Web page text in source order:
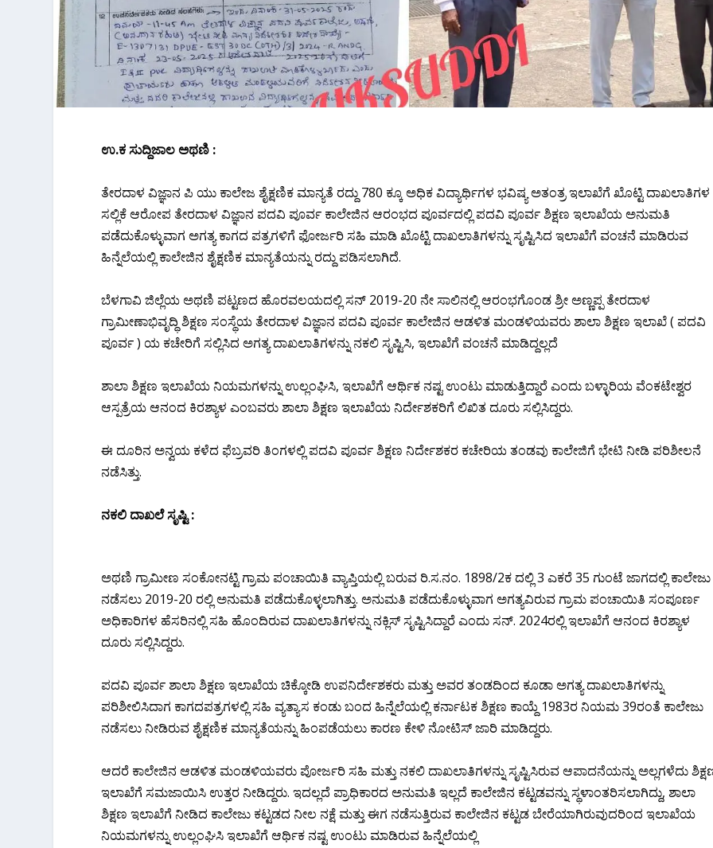
ಉ.ಕ‌ ಸುದ್ದಿಜಾಲ ಅಥಣಿ :
ತೇರದಾಳ ವಿಜ್ಞಾನ ಪಿ ಯು ಕಾಲೇಜ ಶೈಕ್ಷಣಿಕ ಮಾನ್ಯತೆ ರದ್ದು 780 ಕ್ಕೂ ಅಧಿಕ ವಿದ್ಯಾರ್ಥಿಗಳ ಭವಿಷ್ಯ ಅತಂತ್ರ ಇಲಾಖೆಗೆ ಖೊಟ್ಟಿ ದಾಖಲಾತಿಗಳ
ಸಲ್ಲಿಕೆ ಆರೋಪ ತೇರದಾಳ ವಿಜ್ಞಾನ ಪದವಿ ಪೂರ್ವ ಕಾಲೇಜಿನ ಆರಂಭದ ಪೂರ್ವದಲ್ಲಿ ಪದವಿ ಪೂರ್ವ ಶಿಕ್ಷಣ ಇಲಾಖೆಯ ಅನುಮತಿ
ಪಡೆದುಕೊಳ್ಳುವಾಗ ಅಗತ್ಯ ಕಾಗದ ಪತ್ರಗಳಿಗೆ ಫೋರ್ಜರಿ ಸಹಿ ಮಾಡಿ ಖೊಟ್ಟಿ ದಾಖಲಾತಿಗಳನ್ನು ಸೃಷ್ಟಿಸಿದ ಇಲಾಖೆಗೆ ವಂಚನೆ ಮಾಡಿರುವ
ಹಿನ್ನೆಲೆಯಲ್ಲಿ ಕಾಲೇಜಿನ ಶೈಕ್ಷಣಿಕ ಮಾನ್ಯತೆಯನ್ನು ರದ್ದು ಪಡಿಸಲಾಗಿದೆ.
ಬೆಳಗಾವಿ ಜಿಲ್ಲೆಯ ಅಥಣಿ ಪಟ್ಟಣದ ಹೊರವಲಯದಲ್ಲಿ ಸನ್ 2019-20 ನೇ ಸಾಲಿನಲ್ಲಿ ಆರಂಭಗೊಂಡ ಶ್ರೀ ಅಣ್ಣಪ್ಪ ತೇರದಾಳ
ಗ್ರಾಮೀಣಾಭಿವೃದ್ಧಿ ಶಿಕ್ಷಣ ಸಂಸ್ಥೆಯ ತೇರದಾಳ ವಿಜ್ಞಾನ ಪದವಿ ಪೂರ್ವ ಕಾಲೇಜಿನ ಆಡಳಿತ ಮಂಡಳಿಯವರು ಶಾಲಾ ಶಿಕ್ಷಣ ಇಲಾಖೆ ( ಪದವಿ
ಪೂರ್ವ ) ಯ ಕಚೇರಿಗೆ ಸಲ್ಲಿಸಿದ ಅಗತ್ಯ ದಾಖಲಾತಿಗಳನ್ನು ನಕಲಿ ಸೃಷ್ಟಿಸಿ, ಇಲಾಖೆಗೆ ವಂಚನೆ ಮಾಡಿದ್ದಲ್ಲದೆ
ಶಾಲಾ ಶಿಕ್ಷಣ ಇಲಾಖೆಯ ನಿಯಮಗಳನ್ನು ಉಲ್ಲಂಘಿಸಿ, ಇಲಾಖೆಗೆ ಆರ್ಥಿಕ ನಷ್ಟ ಉಂಟು ಮಾಡುತ್ತಿದ್ದಾರೆ ಎಂದು ಬಳ್ಳಾರಿಯ ವೆಂಕಟೇಶ್ವರ
ಆಸ್ಪತ್ರೆಯ ಆನಂದ ಕಿರಶ್ಯಾಳ ಎಂಬವರು ಶಾಲಾ ಶಿಕ್ಷಣ ಇಲಾಖೆಯ ನಿರ್ದೇಶಕರಿಗೆ ಲಿಖಿತ ದೂರು ಸಲ್ಲಿಸಿದ್ದರು.
ಈ ದೂರಿನ ಅನ್ವಯ ಕಳೆದ ಫೆಬ್ರವರಿ ತಿಂಗಳಲ್ಲಿ ಪದವಿ ಪೂರ್ವ ಶಿಕ್ಷಣ ನಿರ್ದೇಶಕರ ಕಚೇರಿಯ ತಂಡವು ಕಾಲೇಜಿಗೆ ಭೇಟಿ ನೀಡಿ ಪರಿಶೀಲನೆ
ನಡೆಸಿತ್ತು.
ನಕಲಿ ದಾಖಲೆ ಸೃಷ್ಟಿ :
ಅಥಣಿ ಗ್ರಾಮೀಣ ಸಂಕೋನಟ್ಟಿ ಗ್ರಾಮ ಪಂಚಾಯಿತಿ ವ್ಯಾಪ್ತಿಯಲ್ಲಿ ಬರುವ ರಿ.ಸ.ನಂ. 1898/2ಕ ದಲ್ಲಿ 3 ಎಕರೆ 35 ಗುಂಟೆ ಜಾಗದಲ್ಲಿ ಕಾಲೇಜು
ನಡೆಸಲು 2019-20 ರಲ್ಲಿ ಅನುಮತಿ ಪಡೆದುಕೊಳ್ಳಲಾಗಿತ್ತು. ಅನುಮತಿ ಪಡೆದುಕೊಳ್ಳುವಾಗ ಅಗತ್ಯವಿರುವ ಗ್ರಾಮ ಪಂಚಾಯಿತಿ ಸಂಪೂರ್ಣ
ಅಧಿಕಾರಿಗಳ ಹೆಸರಿನಲ್ಲಿ ಸಹಿ ಹೊಂದಿರುವ ದಾಖಲಾತಿಗಳನ್ನು ನಕ್ಲಿಸ್ ಸೃಷ್ಟಿಸಿದ್ದಾರೆ ಎಂದು ಸನ್. 2024ರಲ್ಲಿ ಇಲಾಖೆಗೆ ಆನಂದ ಕಿರಶ್ಯಾಳ
ದೂರು ಸಲ್ಲಿಸಿದ್ದರು.
ಪದವಿ ಪೂರ್ವ ಶಾಲಾ ಶಿಕ್ಷಣ ಇಲಾಖೆಯ ಚಿಕ್ಕೋಡಿ ಉಪನಿರ್ದೇಶಕರು ಮತ್ತು ಅವರ ತಂಡದಿಂದ ಕೂಡಾ ಅಗತ್ಯ ದಾಖಲಾತಿಗಳನ್ನು
ಪರಿಶೀಲಿಸಿದಾಗ ಕಾಗದಪತ್ರಗಳಲ್ಲಿ ಸಹಿ ವ್ಯತ್ಯಾಸ ಕಂಡು ಬಂದ ಹಿನ್ನೆಲೆಯಲ್ಲಿ ಕರ್ನಾಟಕ ಶಿಕ್ಷಣ ಕಾಯ್ದೆ 1983ರ ನಿಯಮ 39ರಂತೆ ಕಾಲೇಜು
ನಡೆಸಲು ನೀಡಿರುವ ಶೈಕ್ಷಣಿಕ ಮಾನ್ಯತೆಯನ್ನು ಹಿಂಪಡೆಯಲು ಕಾರಣ ಕೇಳಿ ನೋಟಿಸ್ ಜಾರಿ ಮಾಡಿದ್ದರು.
ಆದರೆ ಕಾಲೇಜಿನ ಆಡಳಿತ ಮಂಡಳಿಯವರು ಪೋರ್ಜರಿ ಸಹಿ ಮತ್ತು ನಕಲಿ ದಾಖಲಾತಿಗಳನ್ನು ಸೃಷ್ಟಿಸಿರುವ ಆಪಾದನೆಯನ್ನು ಅಲ್ಲಗಳೆದು
ಇಲಾಖೆಗೆ ಸಮಜಾಯಿಸಿ ಉತ್ತರ ನೀಡಿದ್ದರು. ಇದಲ್ಲದೆ ಪ್ರಾಧಿಕಾರದ ಅನುಮತಿ ಇಲ್ಲದೆ ಕಾಲೇಜಿನ ಕಟ್ಟಡವನ್ನು ಸ್ಥಳಾಂತರಿಸಲಾಗಿದ್ದು, ಶಾಲಾ
ಶಿಕ್ಷಣ ಇಲಾಖೆಗೆ ನೀಡಿದ ಕಾಲೇಜು ಕಟ್ಟಡದ ನೀಲ ನಕ್ಷೆ ಮತ್ತು ಈಗ ನಡೆಸುತ್ತಿರುವ ಕಾಲೇಜಿನ ಕಟ್ಟಡ ಬೇರೆಯಾಗಿರುವುದರಿಂದ ಇಲಾಖೆಯ
ನಿಯಮಗಳನ್ನು ಉಲ್ಲಂಘಿಸಿ ಇಲಾಖೆಗೆ ಆರ್ಥಿಕ ನಷ್ಟ ಉಂಟು ಮಾಡಿರುವ ಹಿನ್ನೆಲೆಯಲ್ಲಿ